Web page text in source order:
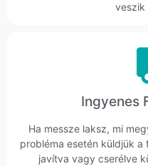
veszik
Ingyenes
Ha messze laksz, mi
probléma esetén küldjük
javítva vagy cserélve